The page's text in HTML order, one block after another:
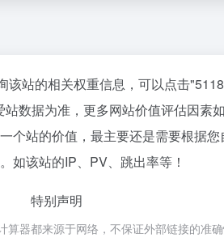
该站的相关权重信息，可以点击"
数据为准，更多网站价值评估因素
个站的价值，最主要还是需要根据
如该站的IP、PV、跳出率等！
特别声明
器都来源于网络，不保证外部链接的准